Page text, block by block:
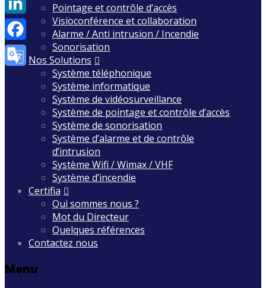
Pointage et contrôle d’accès
Visioconférence et collaboration
Alarme / Anti intrusion / Incendie
Sonorisation
Nos Solutions
Système téléphonique
Système informatique
Système de vidéosurveillance
Système de pointage et contrôle d’accès
Système de sonorisation
Système d’alarme et de contrôle
d’intrusion
Système Wifi / Wimax / VHF
Système d’incendie
Certifia
Qui sommes nous ?
Mot du Directeur
Quelques références
Contactez nous
Menu
LinkedIn
Facebook
Translate